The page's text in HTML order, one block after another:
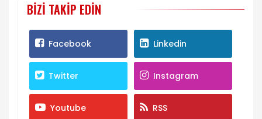
BIZI TAKIP EDIN
Facebook Linkedin
Twitter Instagram
Youtube RSS